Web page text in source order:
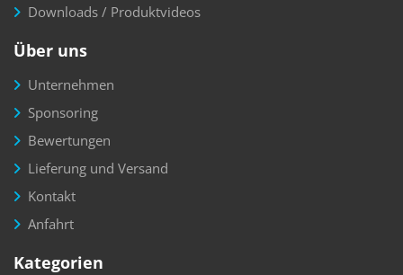
Downloads / Produktvideos
Über uns
Unternehmen
Sponsoring
Bewertungen
Lieferung und Versand
Kontakt
Anfahrt
Kategorien